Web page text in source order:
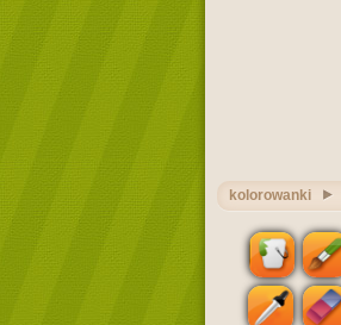
kolorowanki